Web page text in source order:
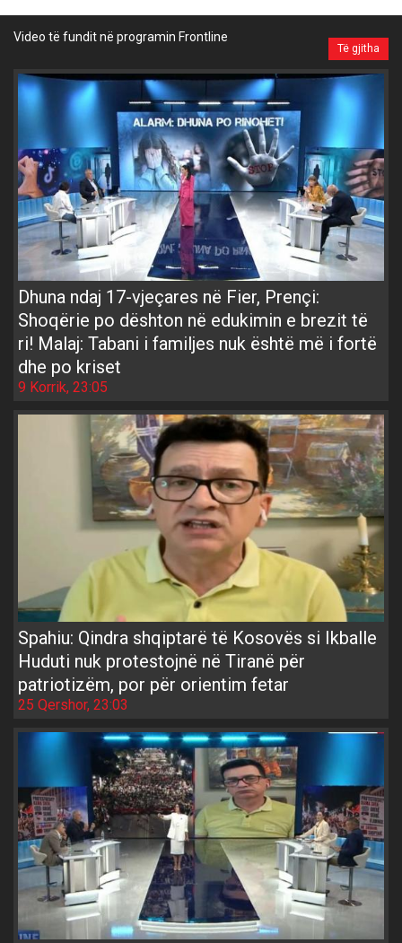
Video të fundit në programin Frontline
Të gjitha
Dhuna ndaj 17-vjeçares në Fier, Prençi:
Shoqërie po dështon në edukimin e brezit të
ri! Malaj: Tabani i familjes nuk është më i fortë
dhe po kriset
9 Korrik, 23:05
Spahiu: Qindra shqiptarë të Kosovës si Ikballe
Huduti nuk protestojnë në Tiranë për
patriotizëm, por për orientim fetar
25 Qershor, 23:03